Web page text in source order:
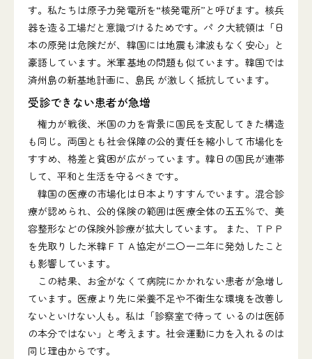
す。私たちは原子力発電所を“核発電所”と呼びます。核兵
器を造る工場だと意識づけるためです。パ ク大統領は「日
本の原発は危険だが、韓国には地震も津波もなく安心」と
豪語しています。米軍基地の問題も似ています。韓国では
済州島の新基地計画に、島民 が激しく抵抗しています。
受診できない患者が急増
権力が戦後、米国の力を背景に国民を支配してきた構造
も同じ。両国とも社会保障の公的責任を縮小して市場化を
すすめ、格差と貧困が広がっています。韓日の国民が連帯
して、平和と生活を守るべきです。
韓国の医療の市場化は日本よりすすんでいます。混合診
療が認められ、公的保険の範囲は医療全体の五五％で、美
容整形などの保険外診療が拡大しています。 また、ＴＰＰ
を先取りした米韓ＦＴＡ協定が二〇一二年に発効したこと
も影響しています。
この結果、お金がなくて病院にかかれない患者が急増し
ています。医療より先に栄養不足や不衛生な環境を改善し
ないといけない人も。私は「診察室で待って いるのは医師
の本分ではない」と考えます。社会運動に力を入れるのは
同じ理由からです。